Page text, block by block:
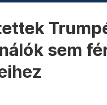
sem